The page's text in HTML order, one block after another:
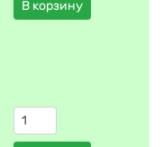
В корзину